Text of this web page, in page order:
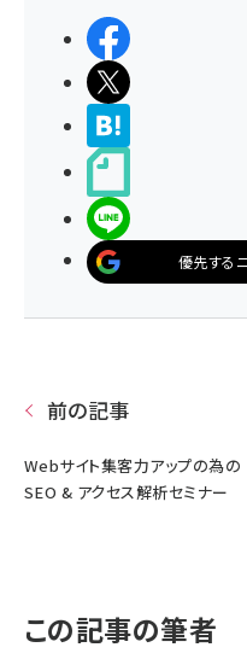
優先する
前の記事
Webサイト集客力アップの為の
SEO & アクセス解析セミナー
この記事の筆者